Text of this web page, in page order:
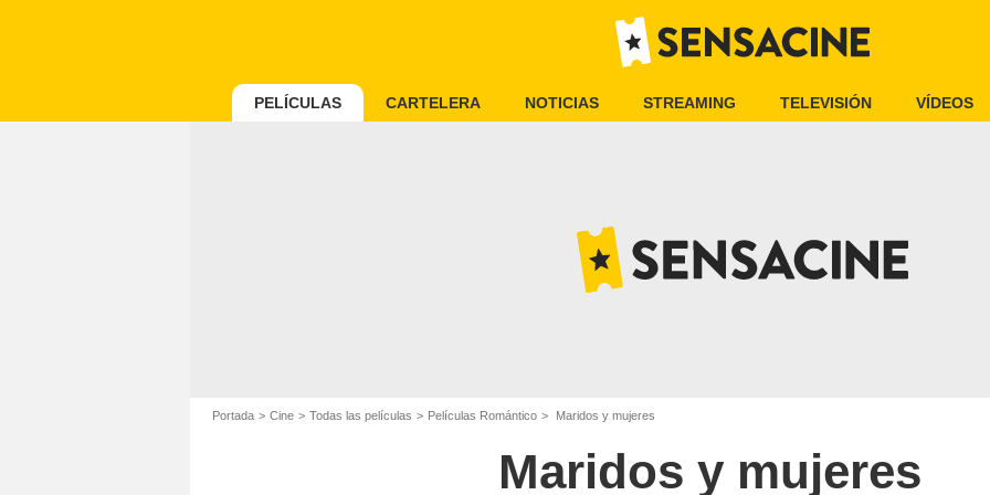
PELÍCULAS CARTELERA NOTICIAS STREAMING TELEVISIÓN VÍDEOS
Portada Cine Todas las películas Películas Romántico Maridos y mujeres
Maridos y mujeres